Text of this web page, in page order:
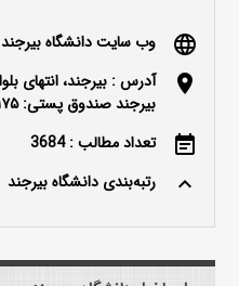
language وب سایت دانشگاه بیرجند
location_on
آدرس : بیرجند، انتهای
بیرجند صندوق پستی: ۶۱۵/۹۷۱۷۵
event_note تعداد مطالب : 3684
keyboard_arrow_up رتبه‌بندی دانشگاه بیرجند